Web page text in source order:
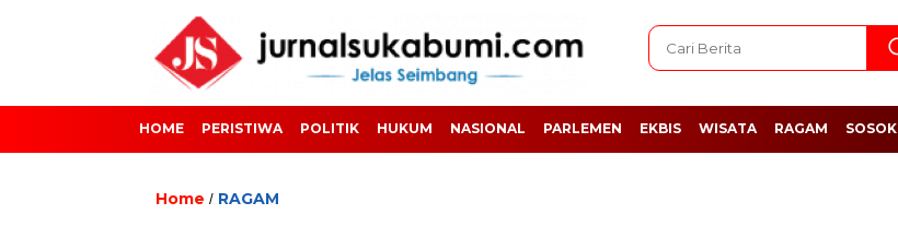
HOME PERISTIWA POLITIK HUKUM NASIONAL PARLEMEN EKBIS WISATA RAGAM SOSOK
Home / RAGAM